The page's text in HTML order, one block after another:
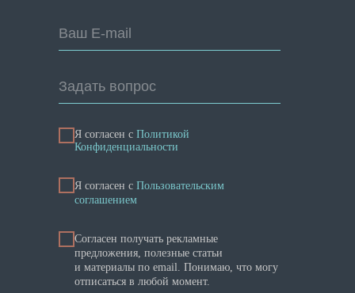
Ваш E-mail
Задать вопрос
Я согласен с Политикой
Конфиденциальности
Я cогласен с Пользовательским
соглашением
Согласен получать рекламные
предложения, полезные статьи
и материалы по email. Понимаю, что могу
отписаться в любой момент.